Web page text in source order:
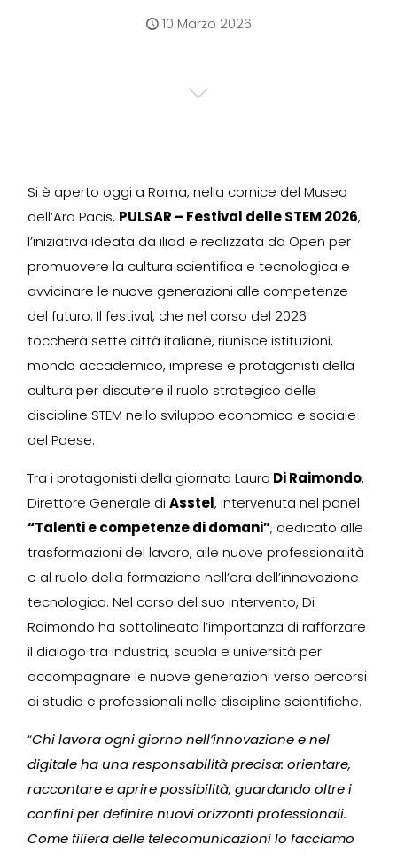
10 Marzo 2026
Si è aperto oggi a Roma, nella cornice del Museo
dell’Ara Pacis, PULSAR – Festival delle STEM 2026,
l’iniziativa ideata da iliad e realizzata da Open per
promuovere la cultura scientifica e tecnologica e
avvicinare le nuove generazioni alle competenze
del futuro. Il festival, che nel corso del 2026
toccherà sette città italiane, riunisce istituzioni,
mondo accademico, imprese e protagonisti della
cultura per discutere il ruolo strategico delle
discipline STEM nello sviluppo economico e sociale
del Paese.
Tra i protagonisti della giornata Laura Di Raimondo,
Direttore Generale diAsstel, intervenuta nel panel
“Talenti e competenze di domani”, dedicato alle
trasformazioni del lavoro, alle nuove professionalità
e al ruolo della formazione nell’era dell’innovazione
tecnologica. Nel corso del suo intervento, Di
Raimondo ha sottolineato l’importanza di rafforzare
il dialogo tra industria, scuola e università per
accompagnare le nuove generazioni verso percorsi
di studio e professionali nelle discipline scientifiche.
“Chi lavora ogni giorno nell’innovazione e nel
digitale ha una responsabilità precisa: orientare,
raccontare e aprire possibilità, guardando oltre i
confini per definire nuovi orizzonti professionali.
Come filiera delle telecomunicazioni lo facciamo